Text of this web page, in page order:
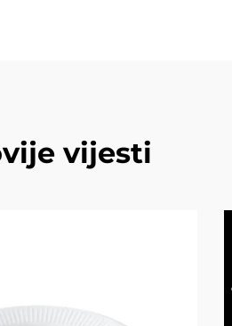
vijesti